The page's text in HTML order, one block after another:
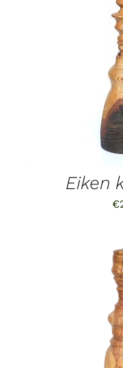
TOEVOEGEN
Eiken
€
TOEVOEGEN